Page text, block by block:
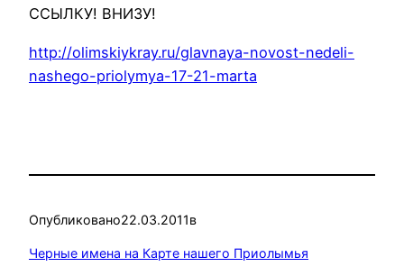
ССЫЛКУ! ВНИЗУ!
http://olimskiykray.ru/glavnaya-novost-nedeli-
nashego-priolymya-17-21-marta
Опубликовано22.03.2011в
Черные имена на Карте нашего Приолымья